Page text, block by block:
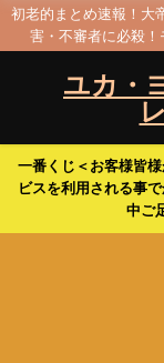
初老的まとめ速報！大
害・不審者に必殺
ユカ・
一番くじ＜お客様皆
ビスを利用される事
中ご